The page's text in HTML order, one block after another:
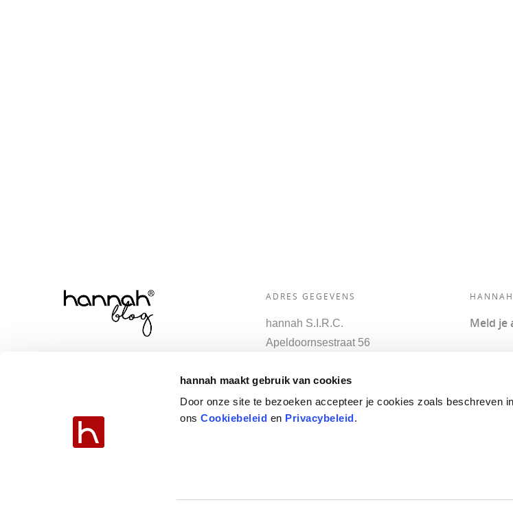
hannah maakt gebruik van cookies
Door onze site te bezoeken accepteer je cookies zoals beschreven in
onsCookiebeleid en Privacybeleid.
ADRES GEGEVENS
hannah S.I.R.C.
Apeldoornsestraat 56
Nederland
Tel: 0342 - 47 61 60
Meld je